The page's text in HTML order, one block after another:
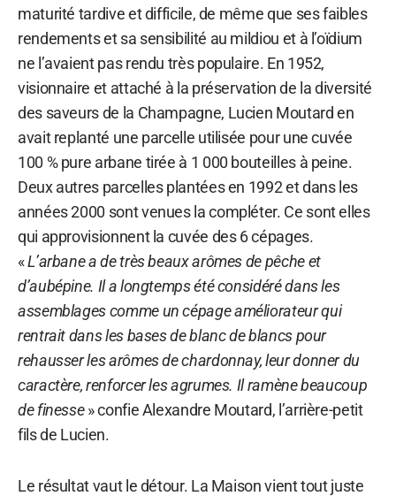
maturité tardive et difficile, de même que ses faibles
rendements et sa sensibilité au mildiou et à l’oïdium
ne l’avaient pas rendu très populaire. En 1952,
visionnaire et attaché à la préservation de la diversité
des saveurs de la Champagne, Lucien Moutard en
avait replanté une parcelle utilisée pour une cuvée
100 % pure arbane tirée à 1 000 bouteilles à peine.
Deux autres parcelles plantées en 1992 et dans les
années 2000 sont venues la compléter. Ce sont elles
qui approvisionnent la cuvée des 6 cépages.
«L’arbane a de très beaux arômes de pêche et
d’aubépine. Il a longtemps été considéré dans les
assemblages comme un cépage améliorateur qui
rentrait dans les bases de blanc de blancs pour
rehausser les arômes de chardonnay, leur donner du
caractère, renforcer les agrumes. Il ramène beaucoup
de finesse» confie Alexandre Moutard, l’arrière-petit
fils de Lucien.
Le résultat vaut le détour. La Maison vient tout juste